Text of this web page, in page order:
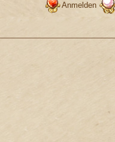
Anmelden